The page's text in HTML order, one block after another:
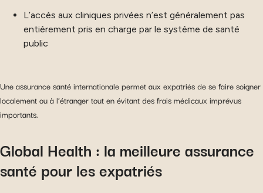
L’accès aux cliniques privées n’est généralement pas
entièrement pris en charge par le système de santé
public
Une assurance santé internationale permet aux expatriés de se faire soigner
localement ou à l’étranger tout en évitant des frais médicaux imprévus
importants.
Global Health : la meilleure assurance
santé pour les expatriés